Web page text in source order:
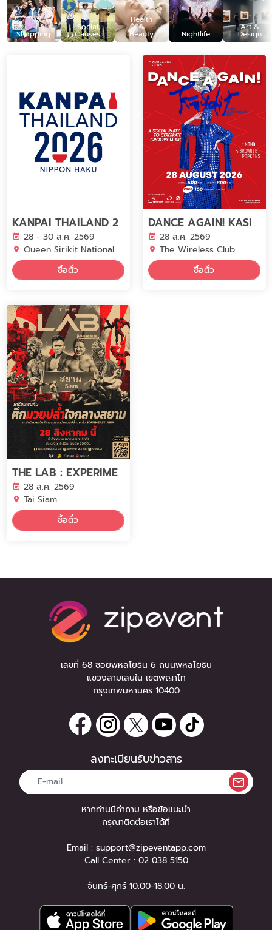
Shopping
Social
Causes
Health
&
Beauty Nightlife
Art &
Design
KANPAI THAILAND 2026 (ภายในงาน NIPPON HAKU BANGKOK 2026)
28 - 30 ส.ค. 2569
Queen Sirikit National Convention Center (QSNCC)
ซื้อตั๋ว
DANCE AGAIN! KASIDIT
28 ส.ค. 2569
The Wireless Club
ซื้อตั๋ว
THE LAB : EXPERIMENT 06
28 ส.ค. 2569
Tai Siam
ซื้อตั๋ว
เลขที่ 68 ซอยพหลโยธิน 6 ถนนพหลโยธิน
แขวงสามเสนใน เขตพญาไท
กรุงเทพมหานคร 10400
ลงทะเบียนรับข่าวสาร
หากท่านมีคำถาม หรือข้อแนะนำ
กรุณาติดต่อเราได้ที่
Email : support@zipeventapp.com
Call Center : 02 038 5150
จันทร์-ศุกร์ 10:00-18:00 น.